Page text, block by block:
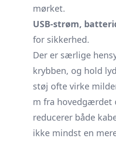
mørket.
USB-strøm,
for sikkerhed.
Der er særlige
krybben, og hold
støj ofte virke
m fra hovedgærdet
reducerer både
ikke mindst en